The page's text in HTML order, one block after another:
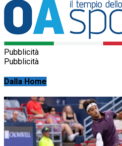
Pubblicità
Pubblicità
Dalla Home